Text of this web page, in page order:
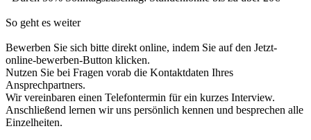
So geht es weiter
Bewerben Sie sich bitte direkt online, indem Sie auf den Jetzt-
online-bewerben-Button klicken.
Nutzen Sie bei Fragen vorab die Kontaktdaten Ihres
Ansprechpartners.
Wir vereinbaren einen Telefontermin für ein kurzes Interview.
Anschließend lernen wir uns persönlich kennen und besprechen alle
Einzelheiten.